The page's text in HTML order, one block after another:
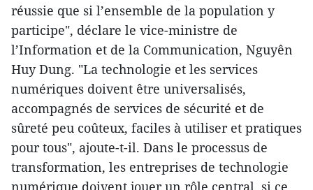
réussie que si l’ensemble de la population y
participe", déclare le vice-ministre de
l’Information et de la Communication, Nguyên
Huy Dung. "La technologie et les services
numériques doivent être universalisés,
accompagnés de services de sécurité et de
sûreté peu coûteux, faciles à utiliser et pratiques
pour tous", ajoute-t-il. Dans le processus de
transformation, les entreprises de technologie
numérique doivent jouer un rôle central, si ce